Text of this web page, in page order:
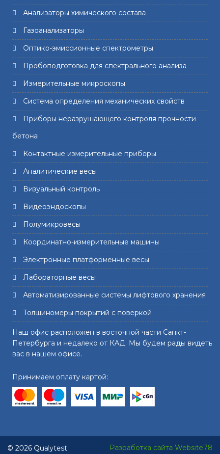
Анализаторы химического состава
Газоанализаторы
Оптико-эмиссионные спектрометры
Пробоподготовка для спектрального анализа
Измерительные микроскопы
Система определения механических свойств
Приборы неразрушающего контроля прочности
бетона
Контактные измерительные приборы
Аналитические весы
Визуальный контроль
Видеоэндоскопы
Полумикровесы
Координатно-измерительные машины
Электронные платформенные весы
Лабораторные весы
Автоматизированные системы лифтового хранения
Толщиномеры покрытий с поверкой
Наш офис расположен в восточной части Санкт-
Петербурга и недалеко от КАД. Мы будем рады видеть
вас в нашем офисе.
Принимаем оплату картой:
Разработка сайта Website78
© 2026 Qualytest